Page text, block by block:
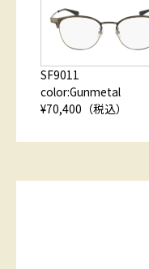
SF9011
color:Gunmetal
¥70,400（税込）